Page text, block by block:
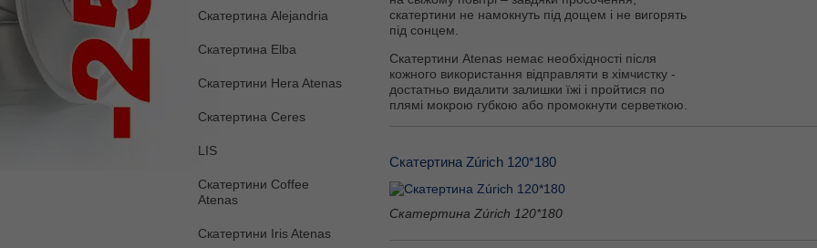
Скатертина Alejandria
Скатертина Elba
Скатертини Hera Atenas
Скатертина Ceres
LIS
Скатертини Coffee
Atenas
Скатертини Iris Atenas
скатертини не намокнуть під дощем і не вигорять
під сонцем.
Скатертини Atenas немає необхідності після
кожного використання відправляти в хімчистку -
достатньо видалити залишки їжі і пройтися по
плямі мокрою губкою або промокнути серветкою.
Скатертина Zúrich 120*180
Скатертина Zúrich 120*180